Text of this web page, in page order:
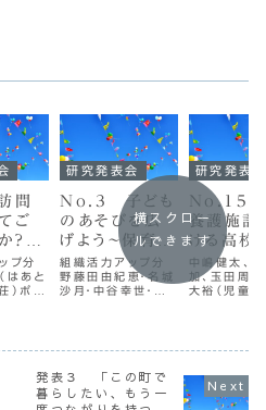
問
ご
？～
がヘ
事
プ分
はあと
）ポス
きいき
せる
を訪問
研究発表会
No.3 子ども
のあそびを広
げよう～保育の
引き出しを増や
す～
組織活力アップ分
野藤田由紀恵・名城
沙月・中谷幸世・鈴
職員の資質向上の
ために、毎年、職員
研修の内容をアン
研究発表
No.15
養護施設
ける高校
後の進路
の広がり
どもの最
中嶋健太、
加、玉田周平
大裕（児童
と施設を退
場合が殆ど
愛染寮も例
横スクロー
ルできます
発表３ 「この町で
暮らしたい、もう一